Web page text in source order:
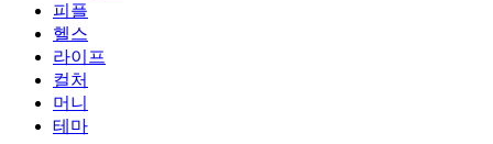
피플
헬스
라이프
컬처
머니
테마